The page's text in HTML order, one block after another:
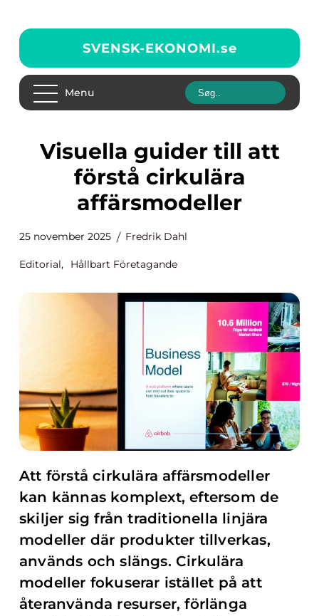
SVENSK-EKONOMI.se
Menu
Visuella guider till att
förstå cirkulära
affärsmodeller
25 november 2025 Fredrik Dahl
Editorial, Hållbart Företagande
Att förstå cirkulära affärsmodeller
kan kännas komplext, eftersom de
skiljer sig från traditionella linjära
modeller där produkter tillverkas,
används och slängs. Cirkulära
modeller fokuserar istället på att
återanvända resurser, förlänga